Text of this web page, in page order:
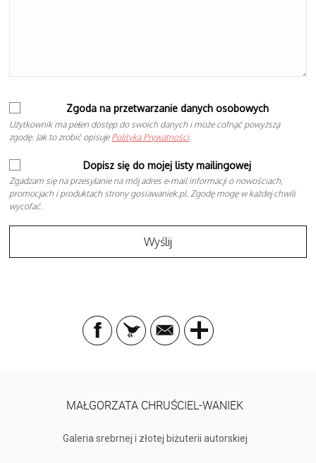
Zgoda na przetwarzanie danych osobowych
Użytkownik ma pełen dostęp do swoich danych i może cofnąć powyższą
zgodę. Jak to zrobić opisuje Polityka Prywatności.
Dopisz się do mojej listy mailingowej
Zgadzam się na przesyłanie na mój adres e-mail informacji o nowościach,
promocjach i produktach strony gosiawaniek.pl. Zgodę mogę w każdej chwili
wycofać.
MAŁGORZATA CHRUŚCIEL-WANIEK
Galeria srebrnej i złotej biżuterii autorskiej